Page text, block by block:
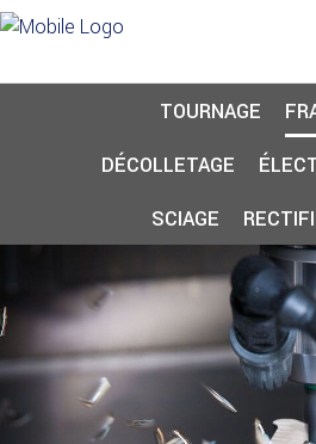
TOURNAGE
DÉCOLLETAGE
SCIAGE